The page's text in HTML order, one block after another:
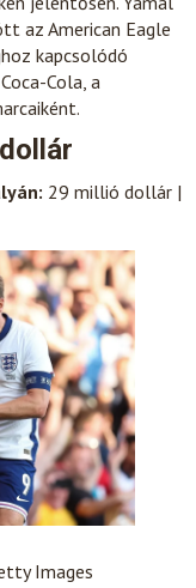
az American Eagle
kapcsolódó
Cola, a
29 millió dollár |
Images